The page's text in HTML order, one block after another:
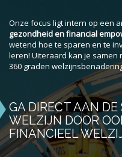
Onze focus ligt intern op een
gezondheid en financial
wetend hoe te sparen en te
leren! Uiteraard kan je
360 graden
GA DIRECT AAN DE
WELZIJN DOOR
FINANCIEEL